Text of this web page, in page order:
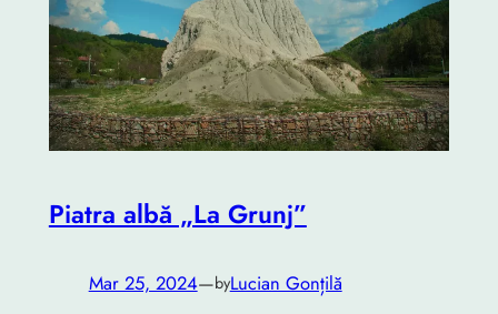
Piatra albă „La Grunj”
Mar 25, 2024—byLucian Gonțilă